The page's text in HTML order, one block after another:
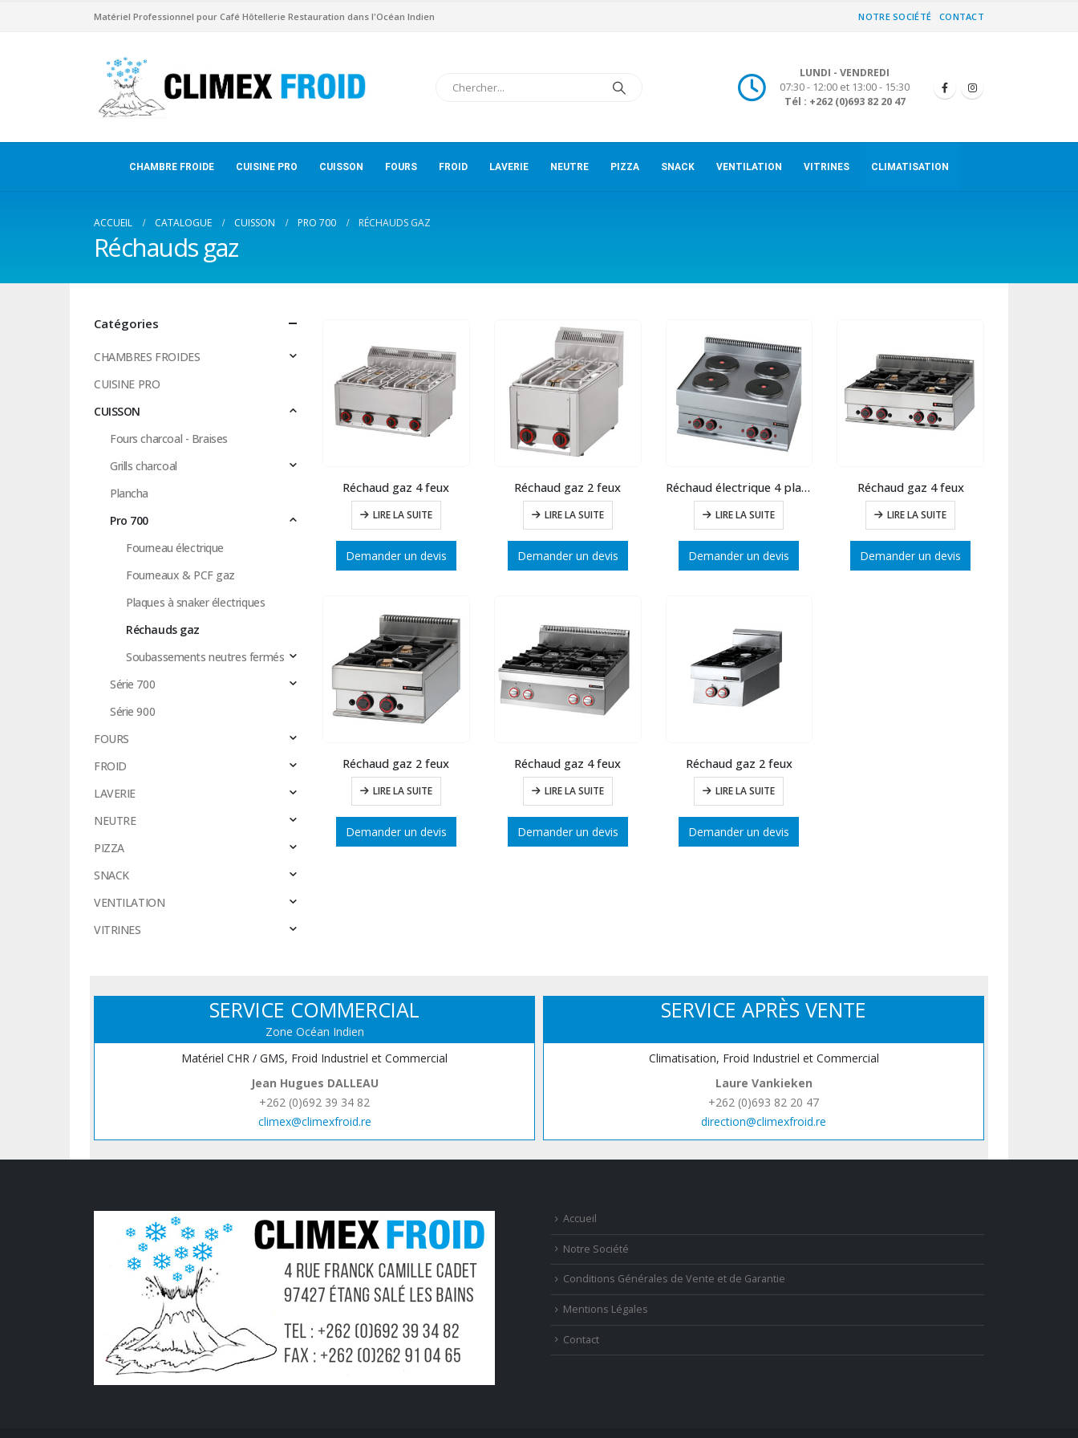
Matériel Professionnel pour Café Hôtellerie Restauration dans l'Océan Indien NOTRE SOCIÉTÉ CONTACT
LUNDI - VENDREDI
07:30 - 12:00 et 13:00 - 15:30
Tél : +262 (0)693 82 20 47
CHAMBRE FROIDE CUISINE PRO CUISSON FOURS FROID LAVERIE NEUTRE PIZZA SNACK VENTILATION VITRINES CLIMATISATION
ACCUEIL CATALOGUE CUISSON PRO 700 RÉCHAUDS GAZ
Réchauds gaz
Réchaud gaz 4 feux
LIRE LA SUITE
Demander un devis
Réchaud gaz 2 feux
LIRE LA SUITE
Demander un devis
Réchaud électrique 4 plaques rondes
LIRE LA SUITE
Demander un devis
Réchaud gaz 4 feux
LIRE LA SUITE
Demander un devis
Réchaud gaz 2 feux
LIRE LA SUITE
Demander un devis
Réchaud gaz 4 feux
LIRE LA SUITE
Demander un devis
Réchaud gaz 2 feux
LIRE LA SUITE
Demander un devis
Catégories
CHAMBRES FROIDES
CUISINE PRO
CUISSON
Fours charcoal - Braises
Grills charcoal
Plancha
Pro 700
Fourneau électrique
Fourneaux & PCF gaz
Plaques à snaker électriques
Réchauds gaz
Soubassements neutres fermés
Série 700
Série 900
FOURS
FROID
LAVERIE
NEUTRE
PIZZA
SNACK
VENTILATION
VITRINES
SERVICE COMMERCIAL
Zone Océan Indien
Matériel CHR / GMS, Froid Industriel et Commercial
Jean Hugues DALLEAU
+262 (0)692 39 34 82
climex@climexfroid.re
SERVICE APRÈS VENTE
Climatisation, Froid Industriel et Commercial
Laure Vankieken
+262 (0)693 82 20 47
direction@climexfroid.re
Accueil
Notre Société
Conditions Générales de Vente et de Garantie
Mentions Légales
Contact